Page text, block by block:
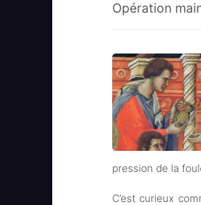
Opération
pression de la
C’est curieux